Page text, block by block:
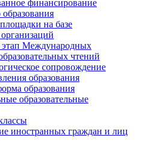
финансирование
на базе
Международных
чтений
сопровождение
образования
образования
образовательные
иностранных граждан и лиц